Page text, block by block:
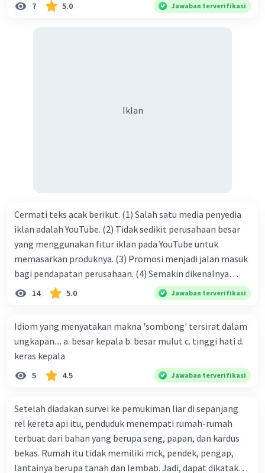
sekali jiwa sosial untuk diterapkan di lingkungan keluarga,
limpahan karuniaNya kita bisa berkumpul di sini. Kalimat
7 5.0 Jawaban terverifikasi
Iklan
Cermati teks acak berikut. (1) Salah satu media penyedia
iklan adalah YouTube. (2) Tidak sedikit perusahaan besar
yang menggunakan fitur iklan pada YouTube untuk
memasarkan produknya. (3) Promosi menjadi jalan masuk
bagi pendapatan perusahaan. (4) Semakin dikenalnya
suatu produk oleh konsumen, semakin besar pula peluang
perusahaan kepada konsumen. Urutan yang tepat agar
menjadi teks eksposisi yang padu adalah .... A. (1)-(2)-(3)-
(4)-(5) B. (2)-(1)-(3)-(4)-(5) C. (3)-(1)-(2)-(5)-(4) D. (3)-(5)-
(4)-(1)-(2) E. (5)-(1)-(3)-(4)-(2)
14 5.0 Jawaban terverifikasi
Idiom yang menyatakan makna 'sombong' tersirat dalam
ungkapan.... a. besar kepala b. besar mulut c. tinggi hati d.
keras kepala
5 4.5 Jawaban terverifikasi
Setelah diadakan survei ke pemukiman liar di sepanjang
rel kereta api itu, penduduk menempati rumah-rumah
terbuat dari bahan yang berupa seng, papan, dan kardus
bekas. Rumah itu tidak memiliki mck, pendek, pengap,
lantainya berupa tanah dan lembab. Jadi, dapat dikatakan